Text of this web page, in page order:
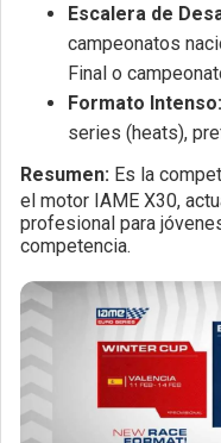
Escalera de
campeonatos
Final o
Formato Intenso:
series (heats),
Resumen: Es la
el motor IAME X30,
profesional para
competencia.